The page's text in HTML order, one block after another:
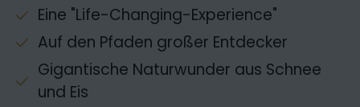
Eine "Life-Changing-Experience"
Auf den Pfaden großer Entdecker
Gigantische Naturwunder aus Schnee
und Eis